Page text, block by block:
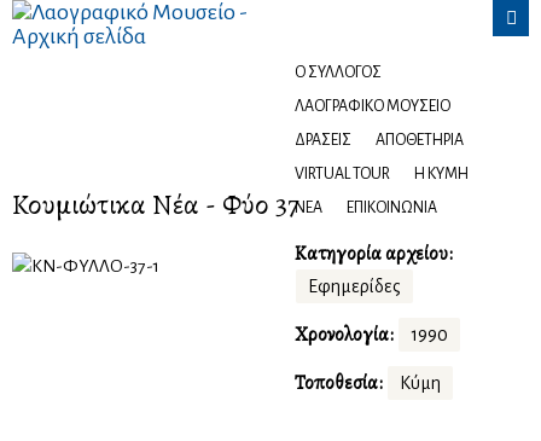

Ο ΣΎΛΛΟΓΟΣ
ΛΑΟΓΡΑΦΙΚΌ ΜΟΥΣΕΊΟ
ΔΡΆΣΕΙΣ
ΑΠΟΘΕΤΉΡΙΑ
VIRTUAL TOUR
Η ΚΎΜΗ
ΝΈΑ
ΕΠΙΚΟΙΝΩΝΊΑ
Ψηφιακό αποθετήριο
Κουμιώτικα Νέα - Φύλλο 37
Κατηγορία αρχείου:
Εφημερίδες
Χρονολογία: 1990
Τοποθεσία: Κύμη